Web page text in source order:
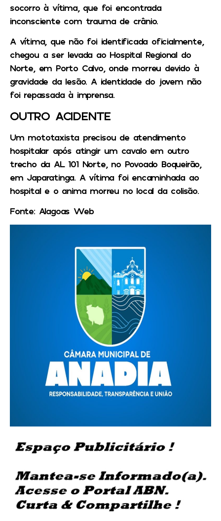
socorro à vítima, que foi encontrada
inconsciente com trauma de crânio.
A vítima, que não foi identificada oficialmente,
chegou a ser levada ao Hospital Regional do
Norte, em Porto Calvo, onde morreu devido à
gravidade da lesão. A identidade do jovem não
foi repassada à imprensa.
OUTRO ACIDENTE
Um mototaxista precisou de atendimento
hospitalar após atingir um cavalo em outro
trecho da AL 101 Norte, no Povoado Boqueirão,
em Japaratinga. A vítima foi encaminhada ao
hospital e o anima morreu no local da colisão.
Fonte: Alagoas Web